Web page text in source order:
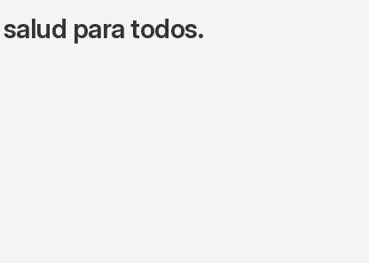
para todos.